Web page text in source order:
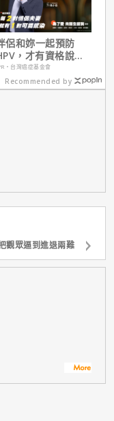
侶和妳一起預防
，才有資格說愛
！
・台灣癌症基金會
Recommended by
觀眾逼到進退兩難